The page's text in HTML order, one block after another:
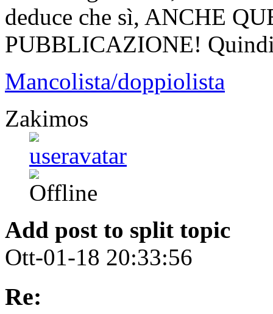
deduce che sì, ANCHE
PUBBLICAZIONE!
Mancolista/doppiolista
Zakimos
Add post to split topic
Ott-01-18 20:33:56
Re: